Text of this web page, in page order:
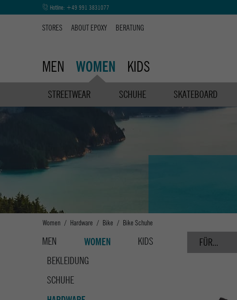
Hotline: +49 991 3831077
STORES ABOUT EPOXY BERATUNG
MEN WOMEN KIDS
STREETWEAR SCHUHE SKATEBOARD
Women Hardware Bike Bike Schuhe
MEN WOMEN
KIDS
BEKLEIDUNG
SCHUHE
FÜR...